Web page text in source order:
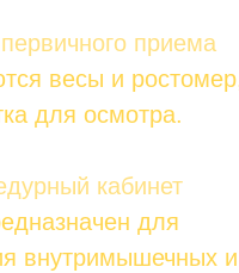
приема
весы и
для осмотра.
кабинет
для
внутримышечных и